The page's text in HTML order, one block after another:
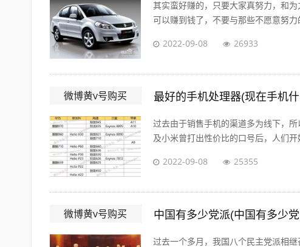
其实蛮好赚的，只要大家真努力，和
可以赚到钱了，不要与那些不愿意努力
2022-09-08 26933
微博黄v号购买 最好的手机处理器(现在手机
过去由于销售手机的渠道多为线下，
及小米曾打出性价比的口号后，人们开
2022-09-08 25355
微博黄v号购买 中国有多少党派(中国有多少
过去一个多月，我国八个民主党派相